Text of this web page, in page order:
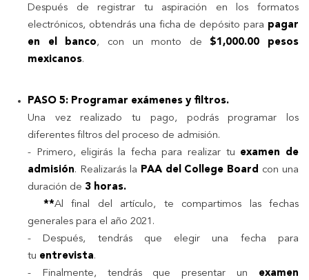
Después de registrar tu aspiración en los formatos
electrónicos, obtendrás una ficha de depósito para pagar
en el banco, con un monto de $1,000.00 pesos
mexicanos.
PASO 5: Programar exámenes y filtros.
Una vez realizado tu pago, podrás programar los
diferentes filtros del proceso de admisión.
- Primero, eligirás la fecha para realizar tu examen de
admisión. Realizarás la PAA del College Board con una
duración de 3 horas.
**Al final del artículo, te compartimos las fechas
generales para el año 2021.
-
Después, tendrás que elegir una fecha para
tu entrevista.
- Finalmente, tendrás que presentar un examen